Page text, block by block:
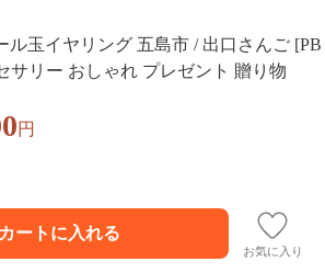
ル玉イヤリング 五島市 / 出口さんご [PB
サリー おしゃれ プレゼント 贈り物
円
お気に入り